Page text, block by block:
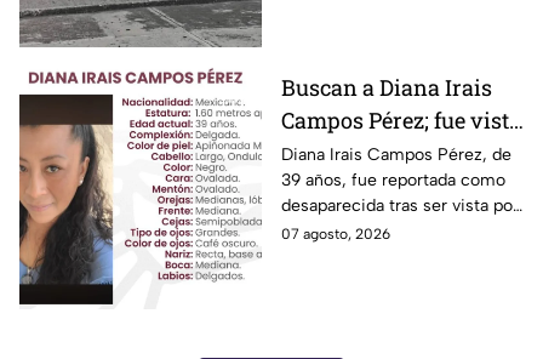
Buscan a Diana Irais
Campos Pérez; fue vista
por última vez en la
ciudad de Puebla
Diana Irais Campos Pérez, de
39 años, fue reportada como
desaparecida tras ser vista por
última vez el 6 de agosto en
07 agosto, 2026